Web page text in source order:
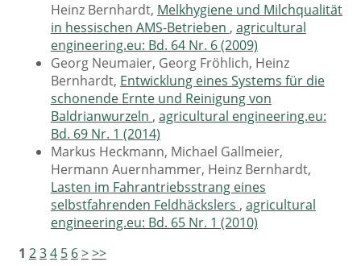
Heinz Bernhardt, Melkhygiene und Milchqualität
in hessischen AMS-Betrieben , agricultural
engineering.eu: Bd. 64 Nr. 6 (2009)
Georg Neumaier, Georg Fröhlich, Heinz
Bernhardt, Entwicklung eines Systems für die
schonende Ernte und Reinigung von
Baldrianwurzeln , agricultural engineering.eu:
Bd. 69 Nr. 1 (2014)
Markus Heckmann, Michael Gallmeier,
Hermann Auernhammer, Heinz Bernhardt,
Lasten im Fahrantriebsstrang eines
selbstfahrenden Feldhäckslers , agricultural
engineering.eu: Bd. 65 Nr. 1 (2010)
1 234 5 6>>>